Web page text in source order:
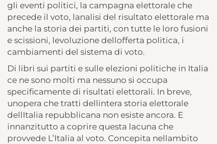
gli eventi politici, la campagna elettorale che
precede il voto, lanalisi del risultato elettorale ma
anche la storia dei partiti, con tutte le loro fusioni
e scissioni, levoluzione dellofferta politica, i
cambiamenti del sistema di voto.
Di libri sui partiti e sulle elezioni politiche in Italia
ce ne sono molti ma nessuno si occupa
specificamente di risultati elettorali. In breve,
unopera che tratti dellintera storia elettorale
dellItalia repubblicana non esiste ancora. E
innanzitutto a coprire questa lacuna che
provvede L’Italia al voto. Concepita nellambito